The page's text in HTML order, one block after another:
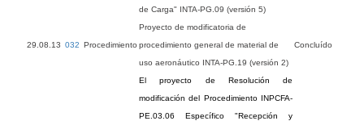
de Carga" INTA-PG.09 (versión 5)
29.08.13 032 Procedimiento
Proyecto de modificatoria de
procedimiento general de material de
uso aeronáutico INTA-PG.19 (versión 2)
Concluído
El proyecto de Resolución de
modificación del Procedimiento INPCFA-
PE.03.06 Específico "Recepción y